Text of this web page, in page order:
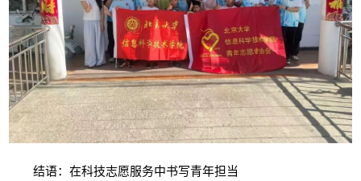
结语：在科技志愿服务中书写青年担当